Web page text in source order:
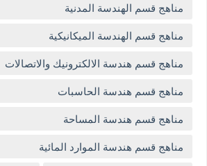
مناهج قسم الهندسة المدنية
مناهج قسم الهندسة الميكانيكية
مناهج قسم هندسة الالكترونيك والاتصالات
مناهج قسم هندسة الحاسبات
مناهج قسم هندسة المساحة
مناهج قسم هندسة الموارد المائية